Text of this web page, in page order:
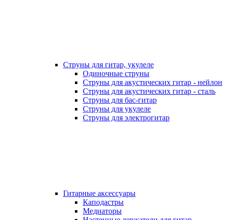
Струны для гитар, укулеле
Одиночные струны
Струны для акустических гитар - нейлон
Струны для акустических гитар - сталь
Струны для бас-гитар
Струны для укулеле
Струны для электрогитар
Гитарные аксессуары
Каподастры
Медиаторы